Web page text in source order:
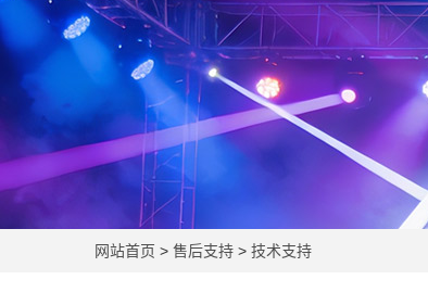
网站首页 > 售后支持 > 技术支持